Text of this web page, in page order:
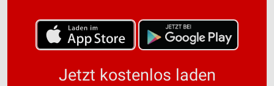
Jetzt kostenlos laden